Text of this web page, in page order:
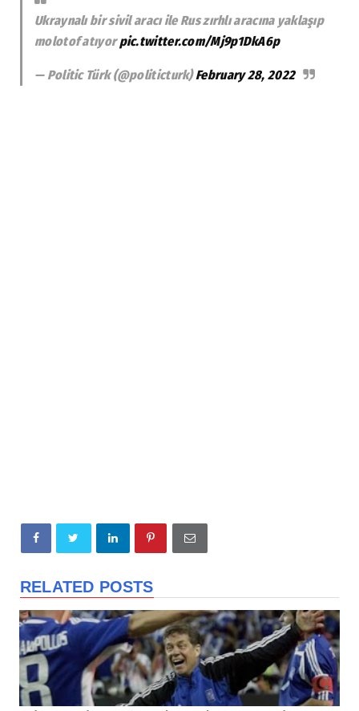
Ukraynalı bir sivil aracı ile Rus zırhlı aracına yaklaşıp
molotof atıyorpic.twitter.com/Mj9p1DkA6p
— Politic Türk (@politicturk)February 28, 2022
RELATED POSTS